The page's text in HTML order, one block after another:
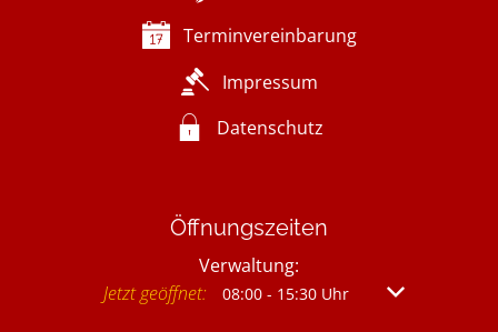
Terminvereinbarung
Impressum
Datenschutz
Öffnungszeiten
Verwaltung:
Klicken, um weitere Öffnungs- oder
Jetzt geöffnet: 08:00- 15:30Uhr Von 08:00